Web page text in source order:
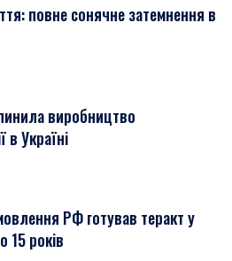
повне сонячне затемнення в
виробництво
в Україні
РФ готував теракт у
15 років